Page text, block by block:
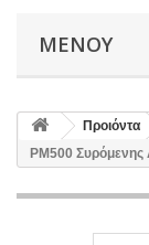
ΜΕΝΟΎ
Προιόντα
PΜ500 Συρόμενης